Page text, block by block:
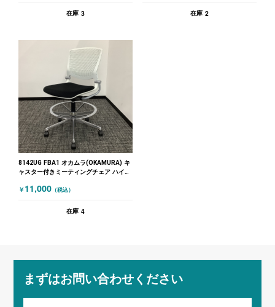
在庫 3 在庫 2
8142UG FBA1 オカムラ(OKAMURA) キ
ャスター付きミーティングチェア ハイチ
￥ 11,000 （税込）
在庫 4
まずはお問い合わせください